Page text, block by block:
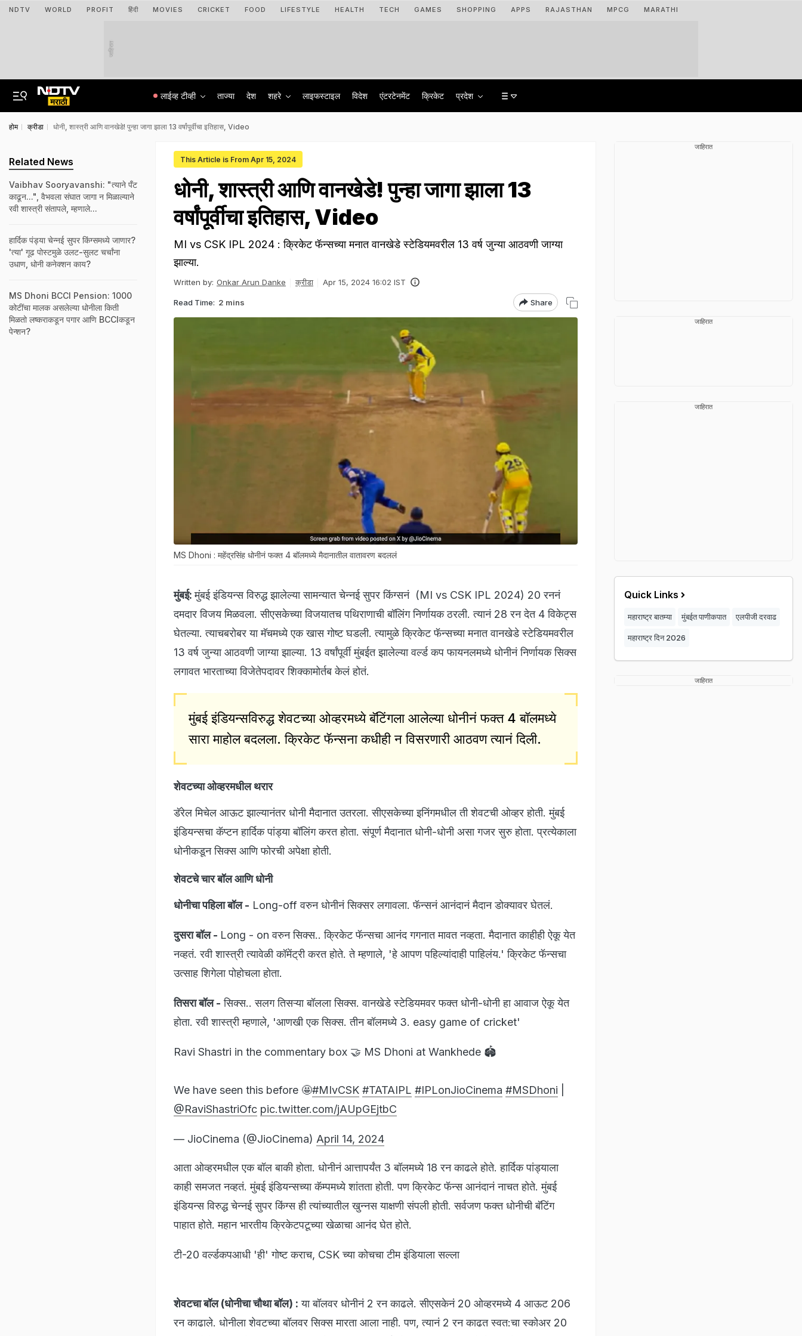
NDTV WORLD PROFIT हिंदी MOVIES CRICKET FOOD LIFESTYLE HEALTH TECH GAMES SHOPPING APPS RAJASTHAN MPCG MARATHI
जाहिरात
लाईव्ह टीव्ही ताज्या देश शहरे लाइफस्टाइल विदेश एंटरटेनमेंट क्रिकेट प्रदेश
होम क्रीडा धोनी, शास्त्री आणि वानखेडे! पुन्हा जागा झाला 13 वर्षांपूर्वीचा इतिहास, Video
This Article is From Apr 15, 2024
धोनी, शास्त्री आणि वानखेडे! पुन्हा जागा झाला 13
वर्षांपूर्वीचा इतिहास, Video
MI vs CSK IPL 2024 : क्रिकेट फॅन्सच्या मनात वानखेडे स्टेडियमवरील 13 वर्ष जुन्या आठवणी जाग्या
झाल्या.
Written by: Onkar Arun Danke क्रीडा Apr 15, 2024 16:02 IST
Read Time: 2 mins Share
MS Dhoni : महेंद्रसिंह धोनीनं फक्त 4 बॉलमध्ये मैदानातील वातावरण बदललं
मुंबई: मुंबई इंडियन्स विरुद्ध झालेल्या सामन्यात चेन्नई सुपर किंग्सनं (MI vs CSK IPL 2024) 20 रननं
दमदार विजय मिळवला. सीएसकेच्या विजयातच पथिराणाची बॉलिंग निर्णायक ठरली. त्यानं 28 रन देत 4 विकेट्स
घेतल्या. त्याचबरोबर या मॅचमध्ये एक खास गोष्ट घडली. त्यामुळे क्रिकेट फॅन्सच्या मनात वानखेडे स्टेडियमवरील
13 वर्ष जुन्या आठवणी जाग्या झाल्या. 13 वर्षांपूर्वी मुंबईत झालेल्या वर्ल्ड कप फायनलमध्ये धोनीनं निर्णायक सिक्स
लगावत भारताच्या विजेतेपदावर शिक्कामोर्तब केलं होतं.
मुंबई इंडियन्सविरुद्ध शेवटच्या ओव्हरमध्ये बॅटिंगला आलेल्या धोनीनं फक्त 4 बॉलमध्ये
सारा माहोल बदलला. क्रिकेट फॅन्सना कधीही न विसरणारी आठवण त्यानं दिली.
शेवटच्या ओव्हरमधील थरार
डॅरेल मिचेल आऊट झाल्यानंतर धोनी मैदानात उतरला. सीएसकेच्या इनिंगमधील ती शेवटची ओव्हर होती. मुंबई
इंडियन्सचा कॅप्टन हार्दिक पांड्या बॉलिंग करत होता. संपूर्ण मैदानात धोनी-धोनी असा गजर सुरु होता. प्रत्येकाला
धोनीकडून सिक्स आणि फोरची अपेक्षा होती.
शेवटचे चार बॉल आणि धोनी
धोनीचा पहिला बॉल - Long-off वरुन धोनीनं सिक्सर लगावला. फॅन्सनं आनंदानं मैदान डोक्यावर घेतलं.
दुसरा बॉल - Long - on वरुन सिक्स.. क्रिकेट फॅन्सचा आनंद गगनात मावत नव्हता. मैदानात काहीही ऐकू येत
नव्हतं. रवी शास्त्री त्यावेळी कॉमेंट्री करत होते. ते म्हणाले, 'हे आपण पहिल्यांदाही पाहिलंय.' क्रिकेट फॅन्सचा
उत्साह शिगेला पोहोचला होता.
तिसरा बॉल - सिक्स.. सलग तिसऱ्या बॉलला सिक्स. वानखेडे स्टेडियमवर फक्त धोनी-धोनी हा आवाज ऐकू येत
होता. रवी शास्त्री म्हणाले, 'आणखी एक सिक्स. तीन बॉलमध्ये 3. easy game of cricket'
Ravi Shastri in the commentary box 🤝 MS Dhoni at Wankhede 🏟️
We have seen this before 🤩#MIvCSK #TATAIPL #IPLonJioCinema #MSDhoni
@RaviShastriOfc pic.twitter.com/jAUpGEjtbC
— JioCinema (@JioCinema) April 14, 2024
आता ओव्हरमधील एक बॉल बाकी होता. धोनीनं आत्तापर्यंत 3 बॉलमध्ये 18 रन काढले होते. हार्दिक पांड्याला
काही समजत नव्हतं. मुंबई इंडियन्सच्या कॅम्पमध्ये शांतता होती. पण क्रिकेट फॅन्स आनंदानं नाचत होते. मुंबई
इंडियन्स विरुद्ध चेन्नई सुपर किंग्स ही त्यांच्यातील खुन्नस याक्षणी संपली होती. सर्वजण फक्त धोनीची बॅटिंग
पाहात होते. महान भारतीय क्रिकेटपटूच्या खेळाचा आनंद घेत होते.
टी-20 वर्ल्डकपआधी 'ही' गोष्ट कराच, CSK च्या कोचचा टीम इंडियाला सल्ला
शेवटचा बॉल (धोनीचा चौथा बॉल) : या बॉलवर धोनीनं 2 रन काढले. सीएसकेनं 20 ओव्हरमध्ये 4 आऊट 206
रन काढाले. धोनीला शेवटच्या बॉलवर सिक्स मारता आला नाही. पण, त्यानं 2 रन काढत स्वत:चा स्कोअर 20
Related News
Vaibhav Sooryavanshi: "त्याने पँट
काढून...", वैभवला संघात जागा न मिळाल्याने
रवी शास्त्री संतापले, म्हणाले...
हार्दिक पंड्या चेन्नई सुपर किंग्समध्ये जाणार?
'त्या' गूढ पोस्टमुळे उलट-सुलट चर्चांना
उधाण, धोनी कनेक्शन काय?
MS Dhoni BCCI Pension: 1000
कोटींचा मालक असलेल्या धोनीला किती
मिळतो लष्कराकडून पगार आणि BCCIकडून
पेन्शन?
जाहिरात
जाहिरात
जाहिरात
Quick Links
महाराष्ट्र बातम्या मुंबईत पाणीकपात एलपीजी दरवाढ
महाराष्ट्र दिन 2026
जाहिरात